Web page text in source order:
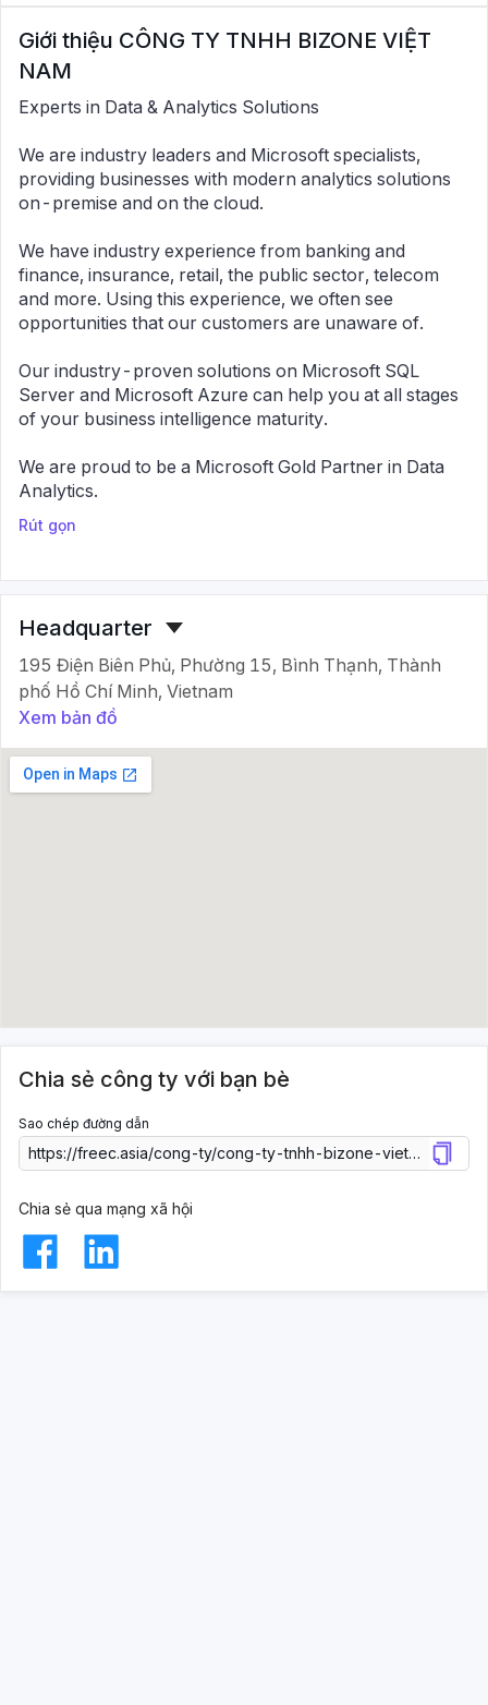
Giới thiệu CÔNG TY TNHH BIZONE VIỆT
NAM
Experts in Data & Analytics Solutions
We are industry leaders and Microsoft specialists,
providing businesses with modern analytics solutions
on-premise and on the cloud.
We have industry experience from banking and
finance, insurance, retail, the public sector, telecom
and more. Using this experience, we often see
opportunities that our customers are unaware of.
Our industry-proven solutions on Microsoft SQL
Server and Microsoft Azure can help you at all stages
of your business intelligence maturity.
We are proud to be a Microsoft Gold Partner in Data
Analytics.
Rút gọn
Headquarter
195 Điện Biên Phủ, Phường 15, Bình Thạnh, Thành
phố Hồ Chí Minh, Vietnam
Xem bản đồ
Chia sẻ công ty với bạn bè
Sao chép đường dẫn
Chia sẻ qua mạng xã hội